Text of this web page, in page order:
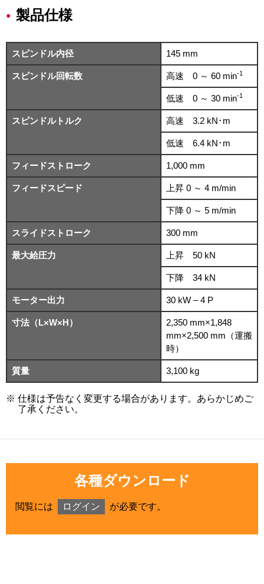
製品仕様
スピンドル内径 145 mm
スピンドル回転数 高速 0 ～ 60 min-1
低速 0 ～ 30 min-1
スピンドルトルク 高速 3.2 kN･m
低速 6.4 kN･m
フィードストローク 1,000 mm
フィードスピード 上昇 0 ～ 4 m/min
下降 0 ～ 5 m/min
スライドストローク 300 mm
最大給圧力 上昇 50 kN
下降 34 kN
モーター出力 30 kW – 4 P
寸法（L×W×H）
2,350 mm×1,848
mm×2,500 mm（運搬
時）
質量 3,100 kg
仕様は予告なく変更する場合があります。あらかじめご
了承ください。
各種ダウンロード
閲覧には ログイン が必要です。